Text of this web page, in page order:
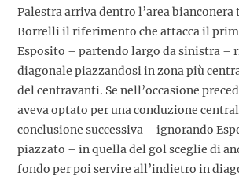
Palestra arriva dentro l’area
Borrelli il riferimento che attacca il
Esposito – partendo largo da sinistra –
diagonale piazzandosi in zona più
del centravanti. Se nell’occasione
aveva optato per una conduzione
conclusione successiva – ignorando
piazzato – in quella del gol sceglie di
fondo per poi servire all’indietro in